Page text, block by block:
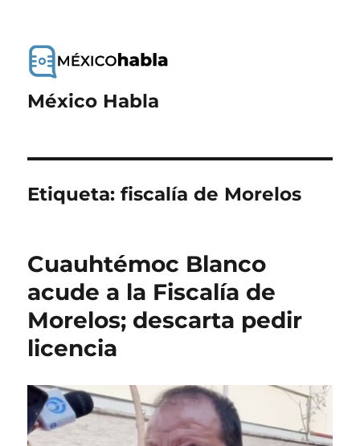
México Habla
Etiqueta:fiscalía de Morelos
Cuauhtémoc Blanco
acude a la Fiscalía de
Morelos; descarta pedir
licencia